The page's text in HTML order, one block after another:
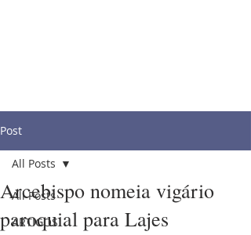
Post
All Posts
ARTIGOS
All Posts
Arcebispo nomeia vigário
paroquial para Lajes